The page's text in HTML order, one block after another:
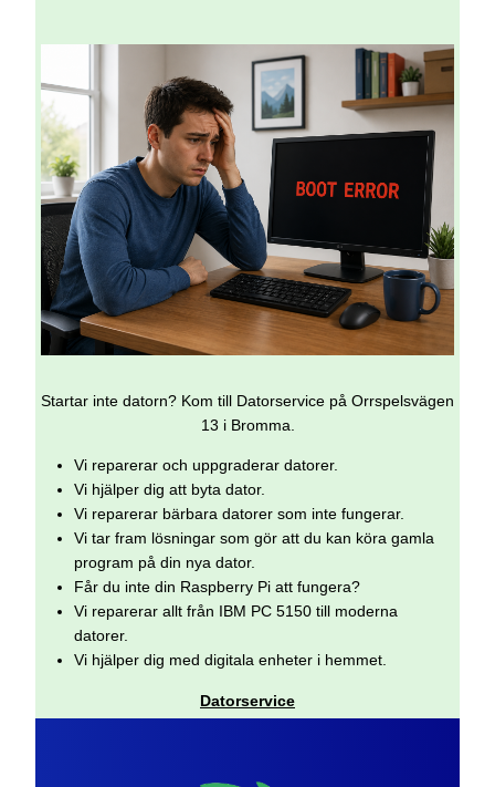
Startar inte datorn? Kom till Datorservice på Orrspelsvägen
13 i Bromma.
Vi reparerar och uppgraderar datorer.
Vi hjälper dig att byta dator.
Vi reparerar bärbara datorer som inte fungerar.
Vi tar fram lösningar som gör att du kan köra gamla
program på din nya dator.
Får du inte din Raspberry Pi att fungera?
Vi reparerar allt från IBM PC 5150 till moderna
datorer.
Vi hjälper dig med digitala enheter i hemmet.
Datorservice